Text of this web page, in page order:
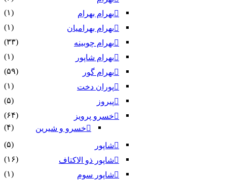
بهرام بهرام
(۱)
بهرام بهرامیان‏
(۱)
بهرام چوبینه
(۳۳)
بهرام شاپور
(۱)
بهرام گور
(۵۹)
پوران دخت
(۱)
پیروز
(۵)
خسرو پرویز
(۶۴)
خسرو و شیرین
(۴)
شاپور
(۵)
شاپور ذو الاکتاف
(۱۶)
شاپور سوم‏
(۱)